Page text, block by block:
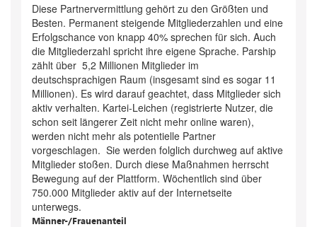
Diese Partnervermittlung gehört zu den Größten und
Besten. Permanent steigende Mitgliederzahlen und eine
Erfolgschance von knapp 40% sprechen für sich. Auch
die Mitgliederzahl spricht ihre eigene Sprache. Parship
zählt über 5,2 Millionen Mitglieder im
deutschsprachigen Raum (insgesamt sind es sogar 11
Millionen). Es wird darauf geachtet, dass Mitglieder sich
aktiv verhalten. Kartei-Leichen (registrierte Nutzer, die
schon seit längerer Zeit nicht mehr online waren),
werden nicht mehr als potentielle Partner
vorgeschlagen. Sie werden folglich durchweg auf aktive
Mitglieder stoßen. Durch diese Maßnahmen herrscht
Bewegung auf der Plattform. Wöchentlich sind über
750.000 Mitglieder aktiv auf der Internetseite
unterwegs.
Männer-/Frauenanteil